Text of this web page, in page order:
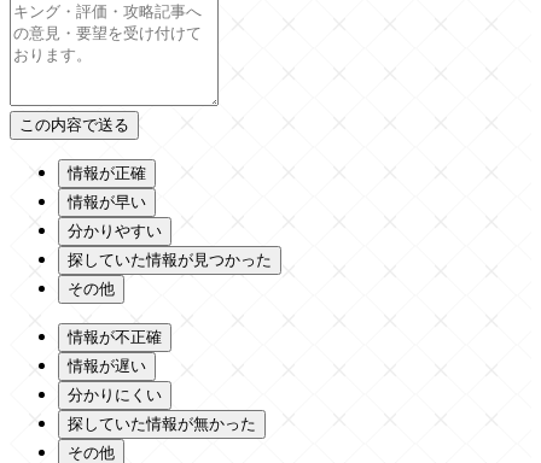
情報が正確
情報が早い
分かりやすい
探していた情報が見つかった
その他
情報が不正確
情報が遅い
分かりにくい
探していた情報が無かった
その他